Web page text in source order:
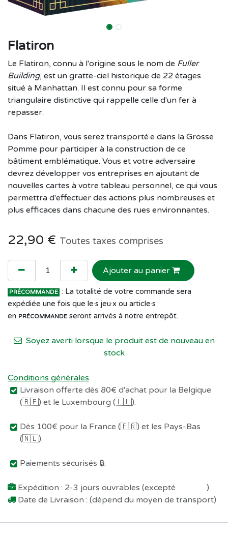
Flatiron
Le Flatiron, connu à l'origine sous le nom de Fuller
Building, est un gratte-ciel historique de 22 étages
situé à Manhattan. Il est connu pour sa forme
triangulaire distinctive qui rappelle celle d'un fer à
repasser.
Dans Flatiron, vous serez transporté·e dans la Grosse
Pomme pour participer à la construction de ce
bâtiment emblématique. Vous et votre adversaire
devrez développer vos entreprises en ajoutant de
nouvelles cartes à votre tableau personnel, ce qui vous
permettra d'effectuer des actions plus nombreuses et
plus efficaces dans chacune des rues environnantes.
22,90 € Toutes taxes comprises
Ajouter au panier
PRÉCOMMANDE : La totalité de votre commande sera
expédiée une fois que le·s jeu·x ou article·s
en PRÉCOMMANDE seront arrivés à notre entrepôt.
Soyez averti lorsque le produit est de nouveau en
stock
Conditions générales
Livraison offerte dès 80€ d'achat pour la Belgique
(🇧🇪) et le Luxembourg (🇱🇺).
Dès 100€ pour la France (🇫🇷) et les Pays-Bas
(🇳🇱).
Paiements sécurisés 🔒.
Expédition : 2-3 jours ouvrables (excepté
)
Date de Livraison : (dépend du moyen de transport)